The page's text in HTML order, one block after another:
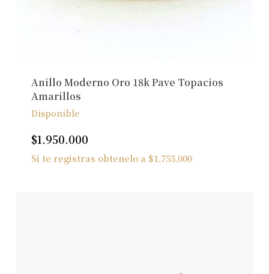
Anillo Moderno Oro 18k Pave Topacios
Amarillos
Disponible
$1.950.000
Si te registras obtenelo a $1.755.000